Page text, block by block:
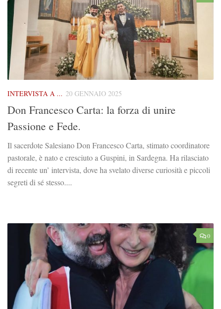
INTERVISTA A ... 20 GENNAIO 2025
Don Francesco Carta: la forza di unire
Passione e Fede.
Il sacerdote Salesiano Don Francesco Carta, stimato coordinatore
pastorale, è nato e cresciuto a Guspini, in Sardegna. Ha rilasciato
di recente un’ intervista, dove ha svelato diverse curiosità e piccoli
segreti di sé stesso....
0